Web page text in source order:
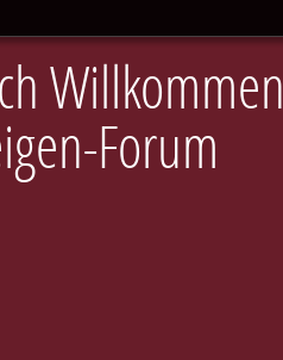
Willkommen
Forum